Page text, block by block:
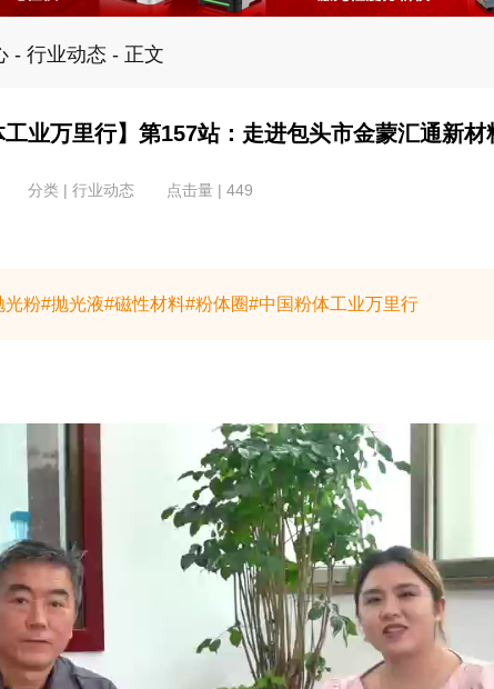
- 行业动态 - 正文
工业万里行】第157站：走进包头市金蒙汇通新材
分类 | 行业动态 点击量 | 449
光粉#抛光液#磁性材料#粉体圈#中国粉体工业万里行